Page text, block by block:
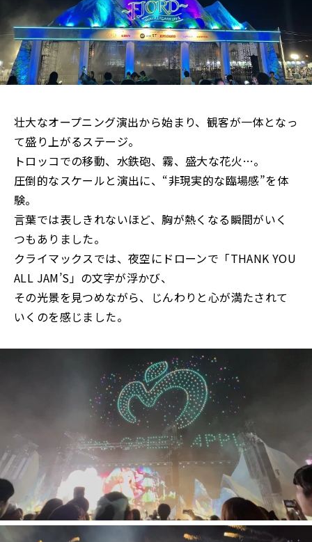
壮大なオープニング演出から始まり、観客が一体となっ
て盛り上がるステージ。
トロッコでの移動、水鉄砲、霧、盛大な花火…。
圧倒的なスケールと演出に、“非現実的な臨場感”を体
験。
言葉では表しきれないほど、胸が熱くなる瞬間がいく
つもありました。
クライマックスでは、夜空にドローンで「THANK YOU
ALL JAM’S」の文字が浮かび、
その光景を見つめながら、じんわりと心が満たされて
いくのを感じました。